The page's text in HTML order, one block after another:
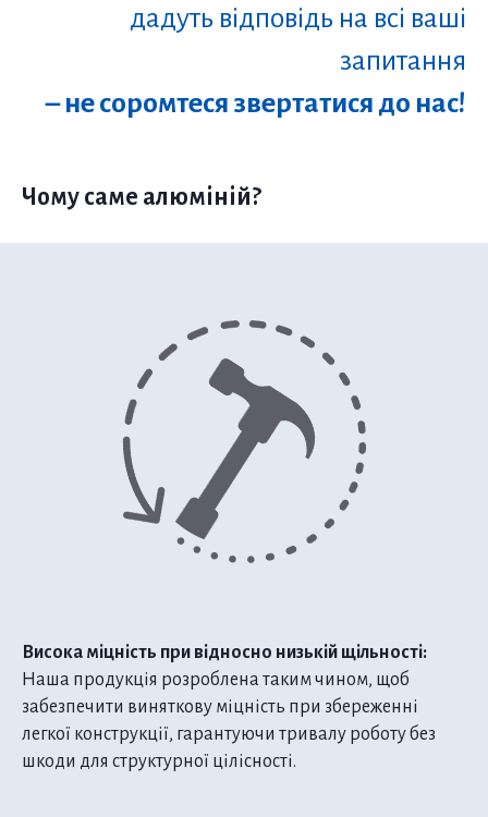
дадуть відповідь на всі ваші
запитання
– не соромтеся звертатися до нас!
Чому саме алюміній?
Висока міцність при відносно низькій щільності:
Наша продукція розроблена таким чином, щоб
забезпечити виняткову міцність при збереженні
легкої конструкції, гарантуючи тривалу роботу без
шкоди для структурної цілісності.